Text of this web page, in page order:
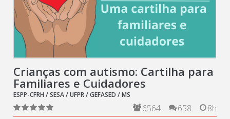
Crianças com autismo: Cartilha para
Familiares e Cuidadores
ESPP-CFRH / SESA / UFPR / GEFASED / MS
8h
658
6564